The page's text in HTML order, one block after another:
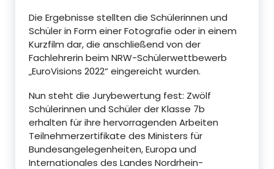
Die Ergebnisse stellten die Schülerinnen und
Schüler in Form einer Fotografie oder in einem
Kurzfilm dar, die anschließend von der
Fachlehrerin beim NRW-Schülerwettbewerb
„EuroVisions 2022“ eingereicht wurden.
Nun steht die Jurybewertung fest: Zwölf
Schülerinnen und Schüler der Klasse 7b
erhalten für ihre hervorragenden Arbeiten
Teilnehmerzertifikate des Ministers für
Bundesangelegenheiten, Europa und
Internationales des Landes Nordrhein-